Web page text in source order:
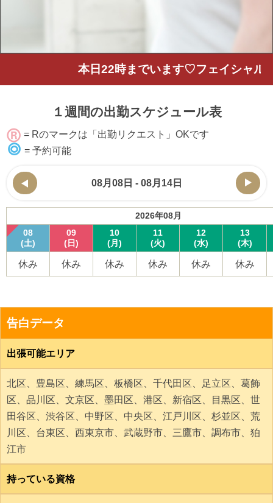
本日22時までいます♡フェイシャルエ
１週間の出勤スケジュール表
= Rのマークは「出勤リクエスト」OKです
= 予約可能
08月08日 - 08月14日
2026年08月
08
(土)
09
(日)
10
(月)
11
(火)
12
(水)
13
(木)
休み 休み 休み 休み 休み 休み
告白データ
出張可能エリア
北区、豊島区、練馬区、板橋区、千代田区、足立区、葛飾
区、品川区、文京区、墨田区、港区、新宿区、目黒区、世
田谷区、渋谷区、中野区、中央区、江戸川区、杉並区、荒
川区、台東区、西東京市、武蔵野市、三鷹市、調布市、狛
江市
持っている資格